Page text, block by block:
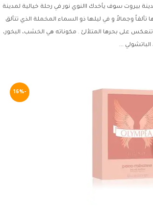
بيروت سوف يأخدك االنوي نور في رحلة خيالية لمدينة
تألقاً وجمالاً و في ليلها ذو السماء المخملة الذي تتألق
تنعكس على بحرها المتلألئ . مكوناته هي الخشب، البخور،
الباتشولي ...
-16%